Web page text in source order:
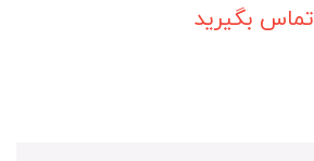
تماس بگیرید